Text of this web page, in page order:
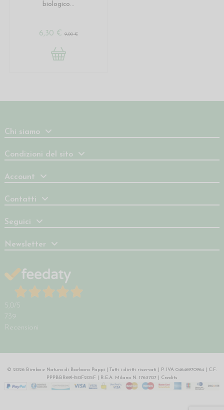
biologico...
6,30 € 9,00 €
Chi siamo
Condizioni del sito
Account
Contatti
Seguici
Newsletter
5,0 /5
739
Recensioni
© 2026 Bimbo e Natura di Barbara Pappi | Tutti i diritti riservati | P. IVA 04646970964 | C.F.
PPPBBR69H50F205F | R.E.A. Milano N. 1763707 | Credits